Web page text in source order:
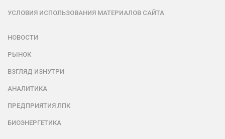
УСЛОВИЯ ИСПОЛЬЗОВАНИЯ МАТЕРИАЛОВ САЙТА
НОВОСТИ
РЫНОК
ВЗГЛЯД ИЗНУТРИ
АНАЛИТИКА
ПРЕДПРИЯТИЯ ЛПК
БИОЭНЕРГЕТИКА